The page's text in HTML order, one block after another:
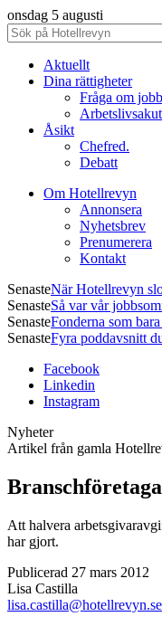
onsdag 5 augusti
Aktuellt
Dina rättigheter
Fråga om
Åsikt
Chefred.
Debatt
Om Hotellrevyn
Annonsera
Nyhetsbrev
Prenumerera
Kontakt
SenasteNär Hotellrevyn
SenasteSå var vår
SenasteFonderna som
SenasteFyra poddavsnitt
Facebook
Linkedin
Instagram
Nyheter
Artikel från gamla
Att halvera
har gjort.
Publicerad 27 mars 2012
Lisa Castilla
lisa.castilla@hotellrevyn.se